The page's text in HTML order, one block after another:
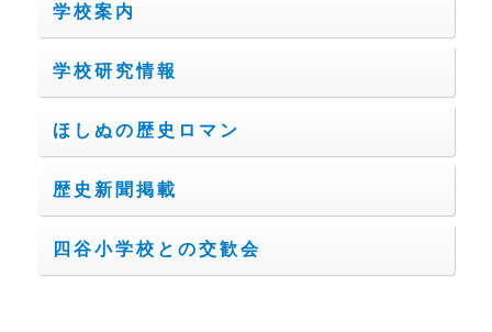
学校案内
学校研究情報
ほしぬの歴史ロマン
歴史新聞掲載
四谷小学校との交歓会